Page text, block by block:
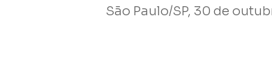
São Paulo/SP, 30 de